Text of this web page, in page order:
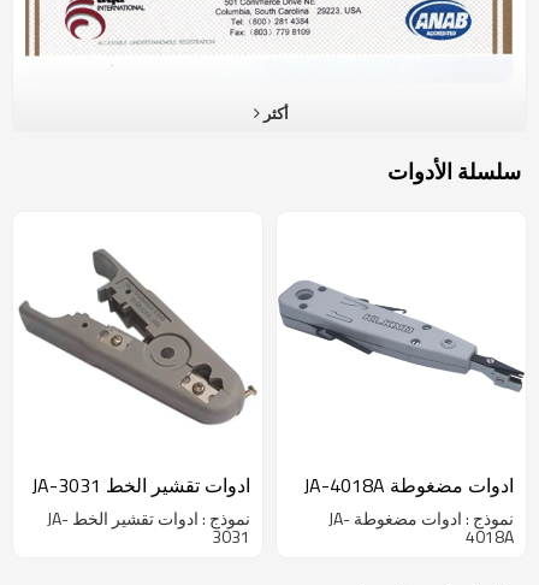
أكثر
سلسلة الأدوات
ادوات مضغوطة JA-4018A
نموذج : ادوات مضغوطة JA-
4018A
ادوات تقشير الخط JA-3031
نموذج : ادوات تقشير الخط JA-
3031